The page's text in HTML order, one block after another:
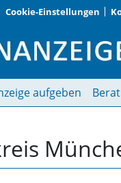
Cookie-Einstellungen
aufgeben